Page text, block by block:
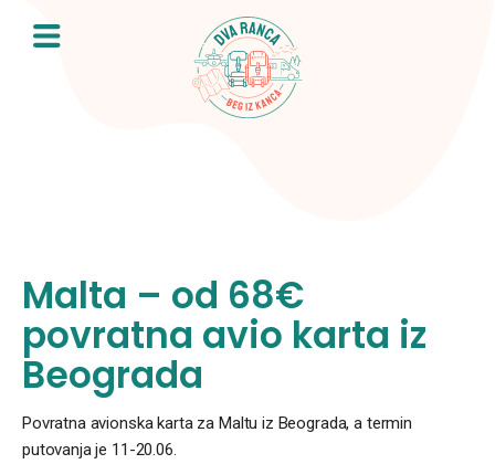
content
Malta – od 68€
povratna avio karta iz
Beograda
Povratna avionska karta za Maltu iz Beograda, a termin
putovanja je 11-20.06.